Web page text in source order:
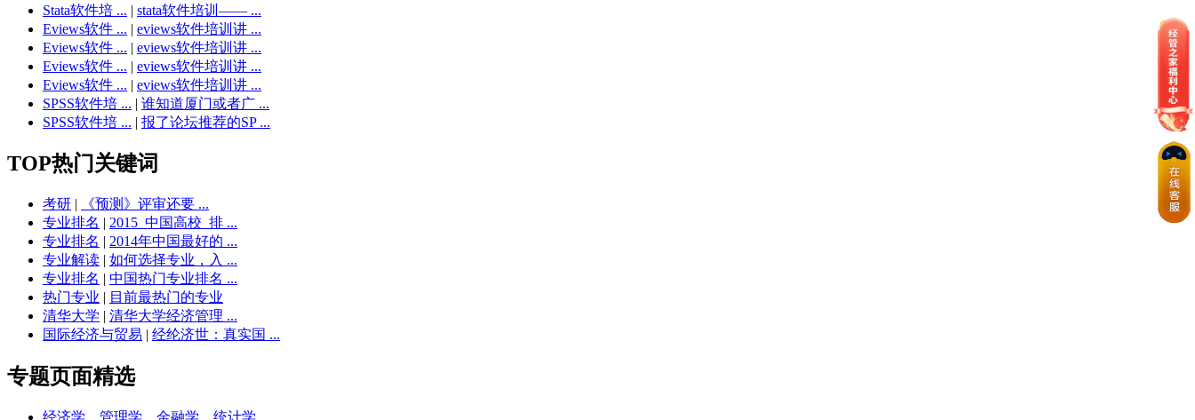
Stata软件培 ... | stata软件培训—— ...
Eviews软件 ... | eviews软件培训讲 ...
Eviews软件 ... | eviews软件培训讲 ...
Eviews软件 ... | eviews软件培训讲 ...
Eviews软件 ... | eviews软件培训讲 ...
SPSS软件培 ... | 谁知道厦门或者广 ...
SPSS软件培 ... | 报了论坛推荐的SP ...
TOP热门关键词
考研 |
《预测》评审还要 ...
专业排名 | 2015_中国高校_排 ...
专业排名 | 2014年中国最好的 ...
专业解读 | 如何选择专业，入 ...
专业排名 | 中国热门专业排名 ...
热门专业 | 目前最热门的专业
清华大学 | 清华大学经济管理 ...
国际经济与贸易 | 经纶济世：真实国 ...
专题页面精选